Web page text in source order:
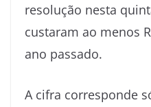
resolução nesta
custaram ao menos
ano passado.
A cifra corresponde